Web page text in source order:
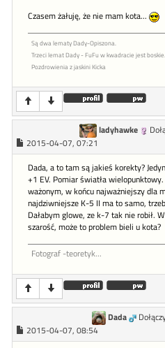
Czasem żałuję, że nie mam kota...
Są dwa lematy Dady-Opiszona.
Trzeci lemat Dady - FuFu w kwadracie jest boskie.
Pozdrowienia z jaskini Kicka
ladyhawke
2015-04-07, 07:21
Dada, a to tam są jakieś korekty?
+1 EV. Pomiar światła
ważonym, w końcu najważniejszy dla
najdziwniejsze K-5 II ma to samo,
Dałabym glowe, ze k-7 tak nie robił.
szarość, może to problem bieli u kota?
Fotograf -teoretyk...
Dada
2015-04-07, 08:54